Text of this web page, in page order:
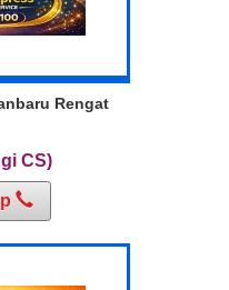
Rengat
CS)